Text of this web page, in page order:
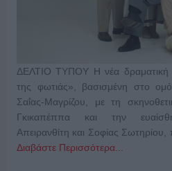
ΔΕΛΤΙΟ ΤΥΠΟΥ Η νέα δραματική
της φωτιάς», βασισμένη στο
Σαΐας-Μαγρίζου, με τη
Γκικαπέππα και την
Απειρανθίτη και Σοφίας
Διαβάστε Περισσότερα...